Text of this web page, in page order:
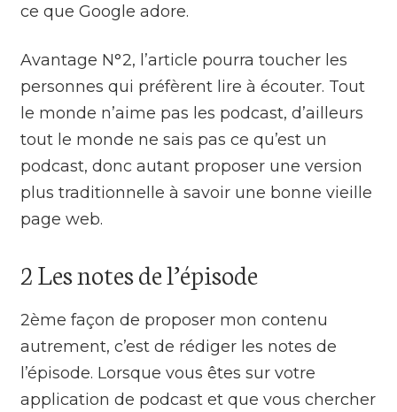
ce que Google adore.
Avantage N°2, l’article pourra toucher les
personnes qui préfèrent lire à écouter. Tout
le monde n’aime pas les podcast, d’ailleurs
tout le monde ne sais pas ce qu’est un
podcast, donc autant proposer une version
plus traditionnelle à savoir une bonne vieille
page web.
2 Les notes de l’épisode
2ème façon de proposer mon contenu
autrement, c’est de rédiger les notes de
l’épisode. Lorsque vous êtes sur votre
application de podcast et que vous chercher